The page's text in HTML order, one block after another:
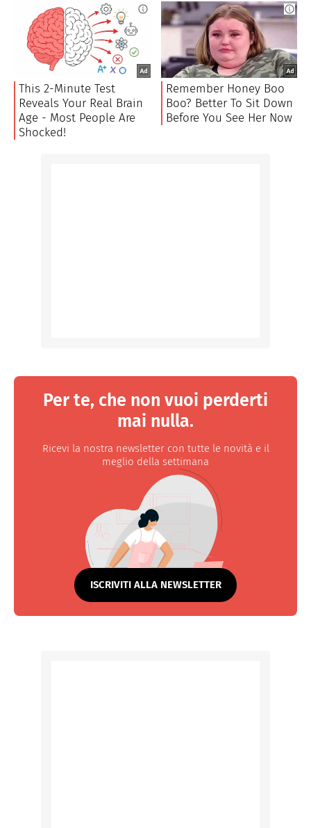
Per te, che non vuoi perderti
mai nulla.
Ricevi la nostra newsletter con tutte le novità e il
meglio della settimana
ISCRIVITI ALLA NEWSLETTER